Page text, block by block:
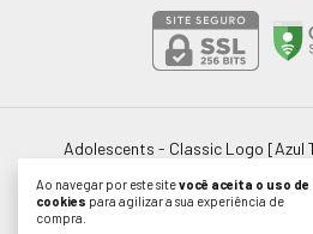
Ao navegar por este sitevocê aceita o uso de
cookies para agilizar a sua experiência de
compra.
Adolescents - Classic Logo [Azul